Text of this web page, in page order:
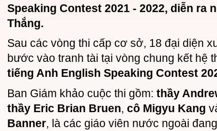
Speaking Contest 2021 - 2022, diễn ra
Thắng.
Sau các vòng thi cấp cơ sở, 18 đại diện
bước vào tranh tài tại vòng chung kết hệ
tiếng Anh English Speaking Contest
Ban Giám khảo cuộc thi gồm: thầy
thầy Eric Brian Bruen, cô Migyu Kang
Banner, là các giáo viên nước ngoài